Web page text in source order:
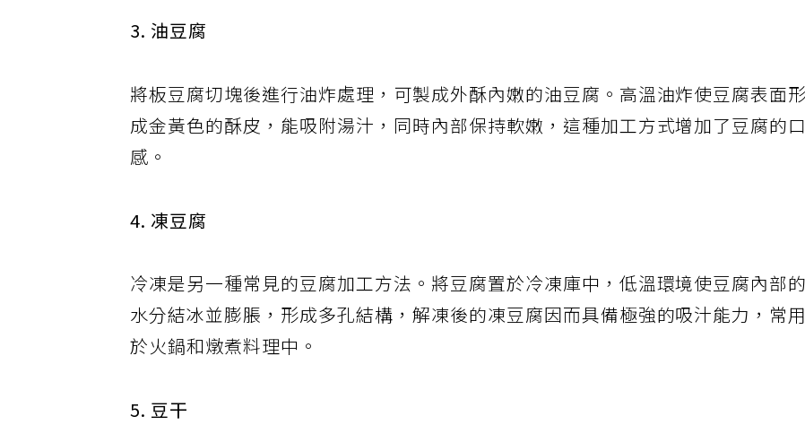
3. 油豆腐
將板豆腐切塊後進行油炸處理，可製成外酥內嫩的油豆腐。高溫油炸使豆腐表面形
成金黃色的酥皮，能吸附湯汁，同時內部保持軟嫩，這種加工方式增加了豆腐的口
感。
4. 凍豆腐
冷凍是另一種常見的豆腐加工方法。將豆腐置於冷凍庫中，低溫環境使豆腐內部的
水分結冰並膨脹，形成多孔結構，解凍後的凍豆腐因而具備極強的吸汁能力，常用
於火鍋和燉煮料理中。